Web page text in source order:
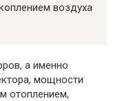
воздуха
а именно
мощности
отоплением,